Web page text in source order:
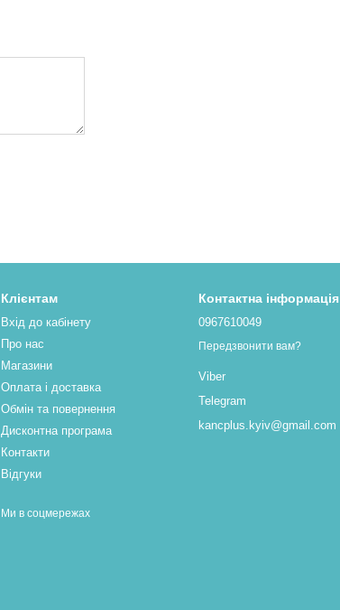
Клієнтам
Вхід до кабінету
Про нас
Магазини
Оплата і доставка
Обмін та повернення
Дисконтна програма
Контакти
Відгуки
Ми в соцмережах
Контактна інформація
0967610049
Передзвонити вам?
Viber
Telegram
kancplus.kyiv@gmail.com